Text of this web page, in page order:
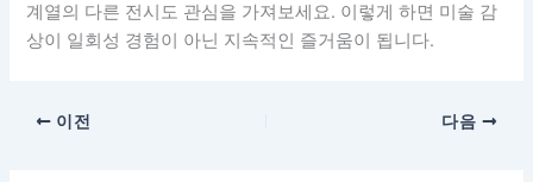
계열의 다른 전시도 관심을 가져보세요. 이렇게 하면 미술 감
상이 일회성 경험이 아닌 지속적인 즐거움이 됩니다.
이전 다음